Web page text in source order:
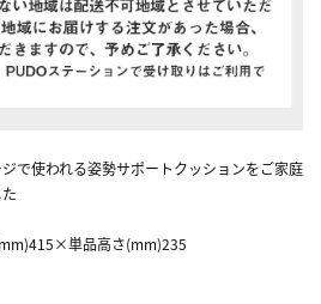
で使われる姿勢サポートクッションをご家庭
単品高さ(mm)235